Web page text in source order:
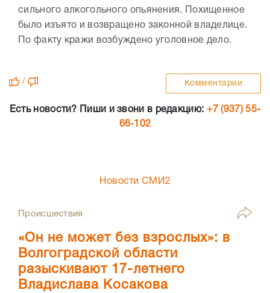
сильного алкогольного опьянения. Похищенное
было изъято и возвращено законной владелице.
По факту кражи возбуждено уголовное дело.
/ Комментарии
Есть новости? Пиши и звони в редакцию: +7 (937) 55-
66-102
Новости СМИ2
Происшествия
«Он не может без взрослых»: в
Волгоградской области
разыскивают 17-летнего
Владислава Косакова